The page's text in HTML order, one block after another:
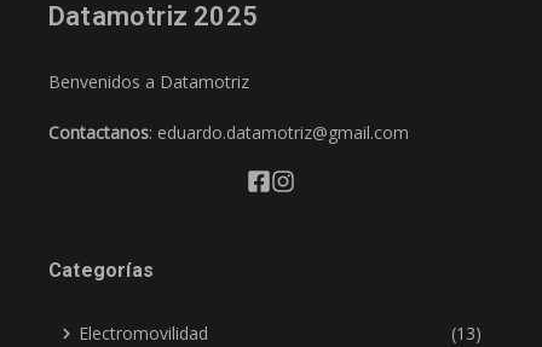
Datamotriz 2025
Benvenidos a Datamotriz
Contactanos: eduardo.datamotriz@gmail.com
Categorías
Electromovilidad (13)